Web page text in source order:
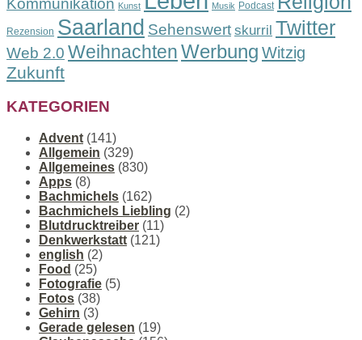
Kommunikation Kunst Musik Podcast
Rezension Saarland Sehenswert skurril Twitter
Web 2.0 WeihnachtenWerbung Witzig
Zukunft
KATEGORIEN
Advent (141)
Allgemein (329)
Allgemeines (830)
Apps (8)
Bachmichels (162)
Bachmichels Liebling (2)
Blutdrucktreiber (11)
Denkwerkstatt (121)
english (2)
Food (25)
Fotografie (5)
Fotos (38)
Gehirn (3)
Gerade gelesen (19)